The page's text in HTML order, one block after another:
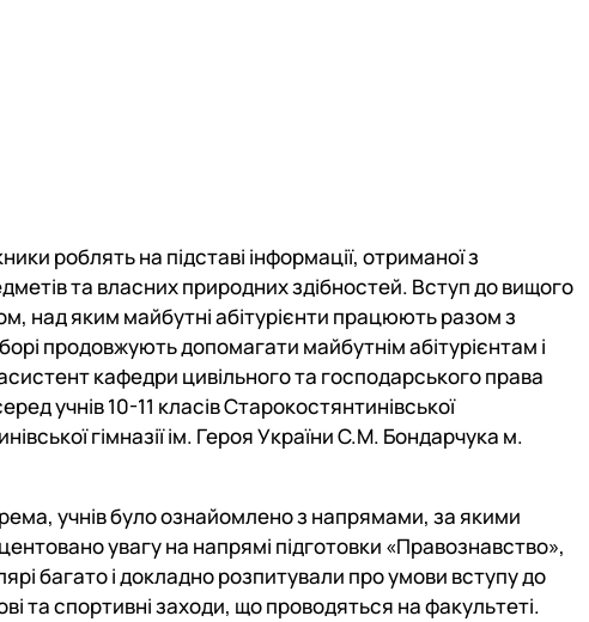
роблять на підставі інформації, отриманої з
та власних природних здібностей. Вступ до вищого
над яким майбутні абітурієнти працюють разом з
продовжують допомагати майбутнім абітурієнтам і
кафедри цивільного та господарського права
учнів 10-11 класів Старокостянтинівської
гімназії ім. Героя України С.М. Бондарчука м.
учнів було ознайомленоз напрямами, за якими
увагу на напрямі підготовки «Правознавство»,
багато і докладно розпитували про умови вступу до
та спортивні заходи, що проводяться на факультеті.